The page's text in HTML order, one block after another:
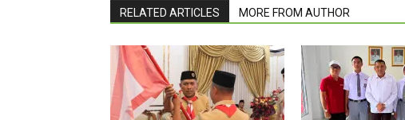
RELATED ARTICLES MORE FROM AUTHOR